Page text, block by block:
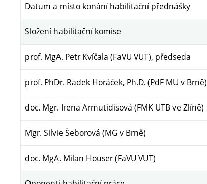
Datum a místo konání habilitační přednášky
Složení habilitační komise
prof. MgA. Petr Kvíčala (FaVU VUT), předseda
prof. PhDr. Radek Horáček, Ph.D. (PdF MU v Brně)
doc. Mgr. Irena Armutidisová (FMK UTB ve Zlíně)
Mgr. Silvie Šeborová (MG v Brně)
doc. MgA. Milan Houser (FaVU VUT)